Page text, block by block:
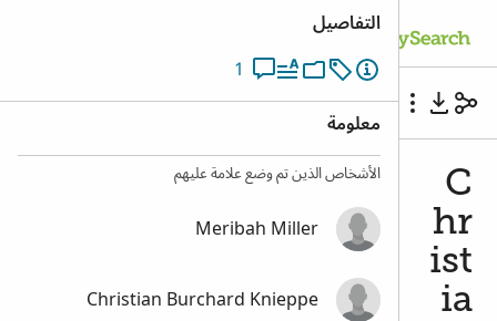
Christian Burchard Kniep - A Life Sketch
C
hr
ist
ia
التفاصيل
1
معلومة
الأشخاص الذين تم وضع علامة عليهم
Meribah Miller
Christian Burchard Knieppe